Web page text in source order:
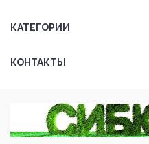
КАТЕГОРИИ
КОНТАКТЫ